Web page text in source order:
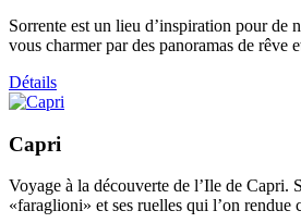
Sorrente est un lieu d’inspiration pour de
vous charmer par des panoramas de rêve
Détails
Capri
Voyage à la découverte de l’Ile de Capri.
«faraglioni» et ses ruelles qui l’on rendue